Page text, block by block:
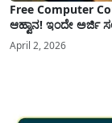
Free Computer
ಆಹ್ವಾನ! ಇಂದೇ ಅರ್ಜಿ
April 2, 2026